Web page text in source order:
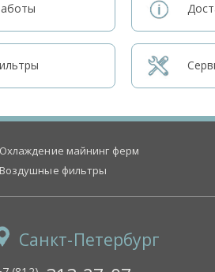
Охлаждение майнинг ферм
Воздушные фильтры
Санкт-Петербург